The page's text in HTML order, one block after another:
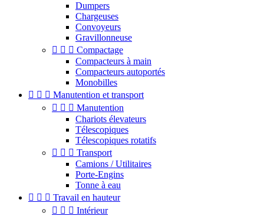
Dumpers
Chargeuses
Convoyeurs
Gravillonneuse
   Compactage
Compacteurs à main
Compacteurs autoportés
Monobilles
   Manutention et transport
   Manutention
Chariots élevateurs
Télescopiques
Télescopiques rotatifs
   Transport
Camions / Utilitaires
Porte-Engins
Tonne à eau
   Travail en hauteur
   Intérieur